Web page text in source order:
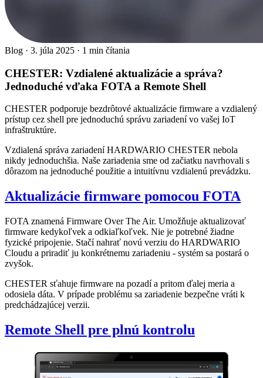
Blog · 3. júla 2025 · 1 min čítania
CHESTER: Vzdialené aktualizácie a správa?
Jednoduché vďaka FOTA a Remote Shell
CHESTER podporuje bezdrôtové aktualizácie firmware a vzdialený
prístup cez shell pre jednoduchú správu zariadení vo vašej IoT
infraštruktúre.
Vzdialená správa zariadení HARDWARIO CHESTER nebola
nikdy jednoduchšia. Naše zariadenia sme od začiatku navrhovali s
dôrazom na jednoduché použitie a intuitívnu vzdialenú prevádzku.
Aktualizácie firmware pomocou FOTA
FOTA znamená Firmware Over The Air. Umožňuje aktualizovať
firmware kedykoľvek a odkiaľkoľvek. Nie je potrebné žiadne
fyzické pripojenie. Stačí nahrať novú verziu do HARDWARIO
Cloudu a priradiť ju konkrétnemu zariadeniu - systém sa postará o
zvyšok.
CHESTER sťahuje firmware na pozadí a pritom ďalej meria a
odosiela dáta. V prípade problému sa zariadenie bezpečne vráti k
predchádzajúcej verzii.
Remote Shell pre plnú kontrolu